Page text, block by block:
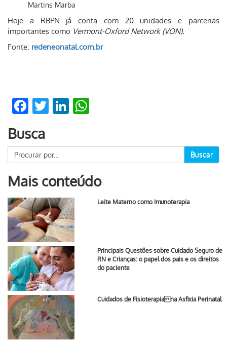
Martins Marba
Hoje a RBPN já conta com 20 unidades e parcerias
importantes como Vermont-Oxford Network (VON).
Fonte: redeneonatal.com.br
Facebook
TwitterLinkedIn
Busca
Buscar
Mais conteúdo
Leite Materno como Imunoterapia
Principais Questões sobre Cuidado Seguro de
RN e Crianças: o papel dos pais e os direitos
do paciente
Cuidados de Fisioterapia na Asfixia Perinatal